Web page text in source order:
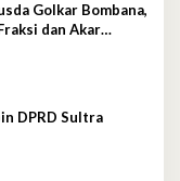
Golkar Bombana,
dan Akar
DPRD Sultra